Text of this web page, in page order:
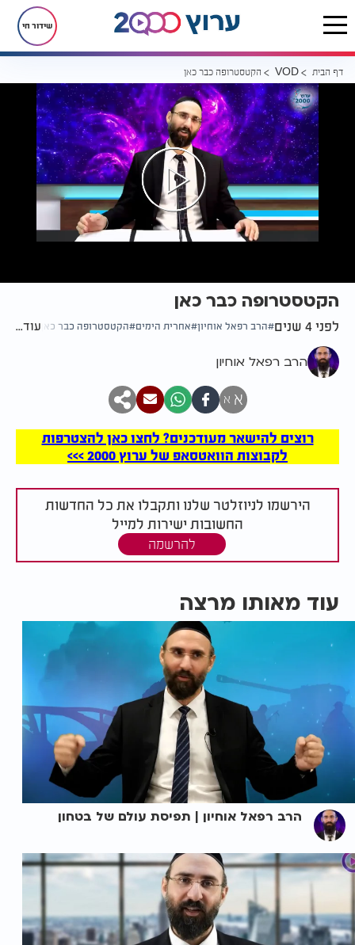
שידור חי
דף הבית VOD הקטסטרופה כבר כאן
הקטסטרופה כבר כאן
לפני 4 שנים הרב רפאל אוחיון אחרית הימים הקטסטרופה כבר כאן עוד...
הרב רפאל אוחיון
א א
רוצים להישאר מעודכנים? לחצו כאן להצטרפות
לקבוצות הוואטסאפ של ערוץ 2000 >>>
הירשמו לניוזלטר שלנו ותקבלו את כל החדשות
החשובות ישירות למייל
להרשמה
עוד מאותו מרצה
הרב רפאל אוחיון | תפיסת עולם של בטחון